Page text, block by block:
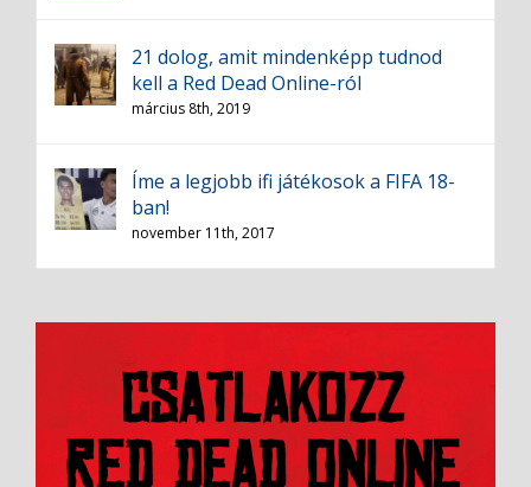
21 dolog, amit mindenképp tudnod
kell a Red Dead Online-ról
március 8th, 2019
Íme a legjobb ifi játékosok a FIFA 18-
ban!
november 11th, 2017